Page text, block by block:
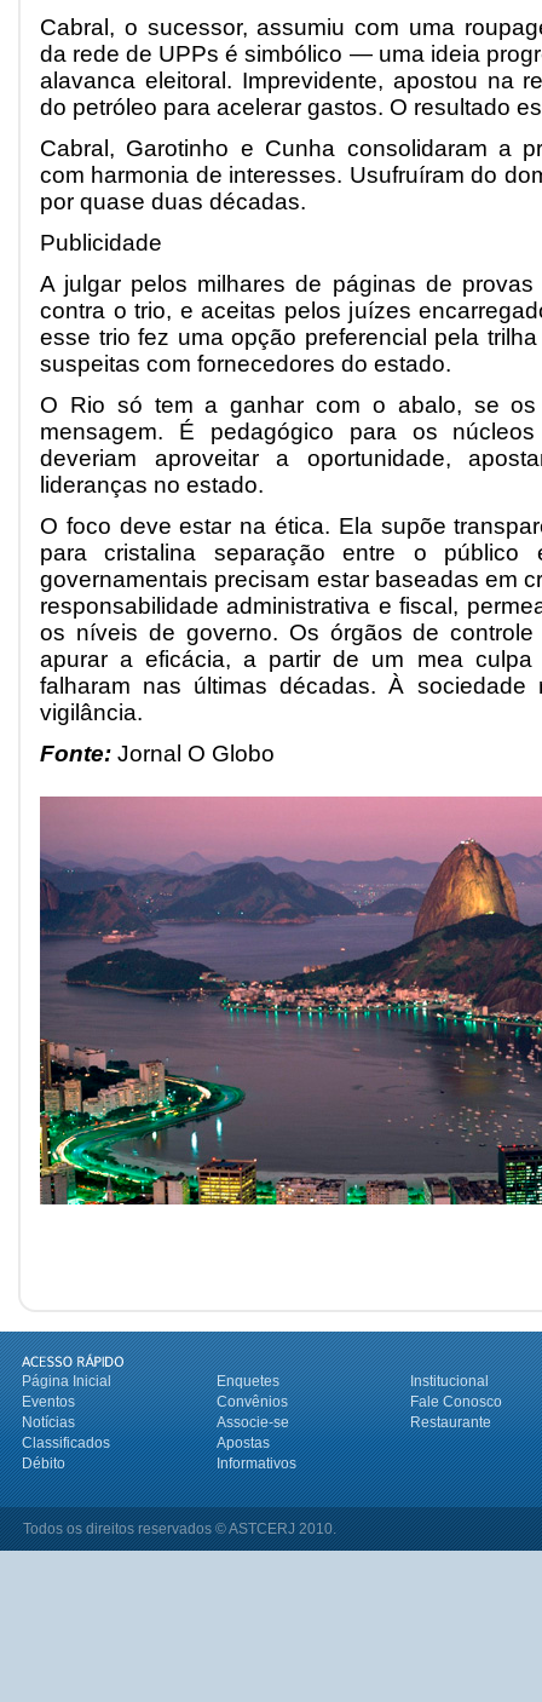
Cabral, o sucessor, assumiu com uma
da rede de UPPs é simbólico — uma ideia
alavanca eleitoral. Imprevidente, apostou na
do petróleo para acelerar gastos. O resultado
Cabral, Garotinho e Cunha consolidaram a
com harmonia de interesses. Usufruíram do
por quase duas décadas.
Publicidade
A julgar pelos milhares de páginas de
contra o trio, e aceitas pelos juízes
esse trio fez uma opção preferencial pela
suspeitas com fornecedores do estado.
O Rio só tem a ganhar com o abalo, se os
mensagem. É pedagógico para os
deveriam aproveitar a oportunidade,
lideranças no estado.
O foco deve estar na ética. Ela supõe
para cristalina separação entre o público
governamentais precisam estar baseadas em
responsabilidade administrativa e fiscal,
os níveis de governo. Os órgãos de controle
apurar a eficácia, a partir de um mea
falharam nas últimas décadas. À
vigilância.
Fonte: Jornal O Globo
Página Inicial Enquetes
Institucional
Eventos
Convênios
Fale Conosco
Notícias
Associe-se
Restaurante
Classificados
Apostas
Débito
Informativos
Todos os direitos reservados © ASTCERJ 2010.